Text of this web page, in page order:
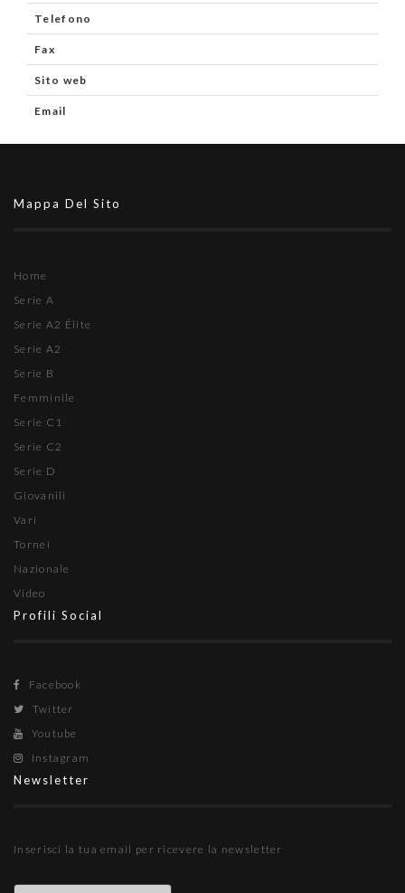
Telefono
Fax
Sito web
Email
Mappa Del Sito
Home
Serie A
Serie A2 Élite
Serie A2
Serie B
Femminile
Serie C1
Serie C2
Serie D
Giovanili
Vari
Tornei
Nazionale
Video
Profili Social
Facebook
Twitter
Youtube
Instagram
Newsletter
Inserisci la tua email per ricevere la newsletter